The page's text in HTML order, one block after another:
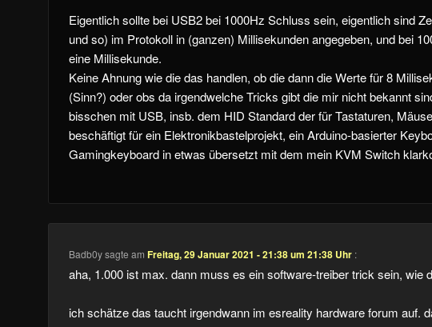
Eigentlich sollte bei USB2 bei 1000Hz Schluss sein, eigentlich sind
und so) im Protokoll in (ganzen) Millisekunden angegeben, und bei
eine Millisekunde.
Keine Ahnung wie die das handlen, ob die dann die Werte für 8
(Sinn?) oder obs da irgendwelche Tricks gibt die mir nicht bekannt
bisschen mit USB, insb. dem HID Standard der für Tastaturen,
beschäftigt für ein Elektronikbastelprojekt, ein Arduino-basierter
Gamingkeyboard in etwas übersetzt mit dem mein KVM Switch
Badb0ysagte am Freitag, 29 Januar 2021 - 21:38 um 21:38 Uhr :
aha, 1.000 ist max. dann muss es ein software-treiber trick sein, wie
ich schätze das taucht irgendwann im esreality hardware forum auf.